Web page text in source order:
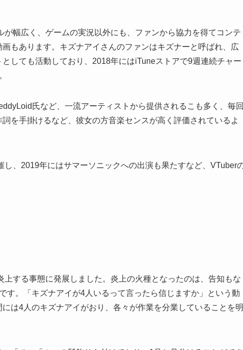
幅広く、ゲームの実況以外にも、ファンから協力を得てコンテ
もあります。キズナアイさんのファンはキズナーと呼ばれ、広
しても活動しており、2018年にはiTuneストアで9週連続チャー
氏など、一流アーティストから提供されるこも多く、毎
を手掛けるなど、彼女の方音楽センスが高く評価されているよ
、2019年にはサマーソニックへの出演も果たすなど、VTuber
する事態に発展しました。炎上の火種となったのは、告知もな
す。「キズナアイが4人いるって言ったら信じますか」という動
は4人のキズナアイがおり、各々が作業を分業していることを明